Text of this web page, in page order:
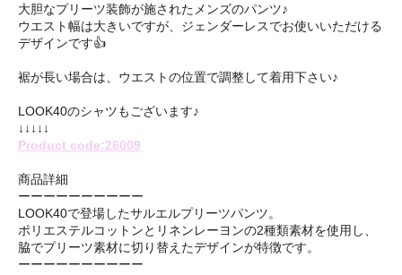
大胆なプリーツ装飾が施されたメンズのパンツ♪
ウエスト幅は大きいですが、ジェンダーレスでお使いいただける
デザインです👍
裾が長い場合は、ウエストの位置で調整して着用下さい♪
LOOK40のシャツもございます♪
↓↓↓↓↓
Product code:26009
商品詳細
ーーーーーーーーーー
LOOK40で登場したサルエルプリーツパンツ。
ポリエステルコットンとリネンレーヨンの2種類素材を使用し、
脇でプリーツ素材に切り替えたデザインが特徴です。
ーーーーーーーーーー